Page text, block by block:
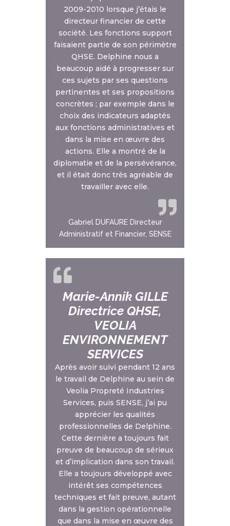
2009-2010 lorsque j’étais le
directeur financier de cette
société. Les fonctions support
faisaient partie de son périmètre
QHSE. Delphine nous a
beaucoup aidé à progresser sur
ces sujets par ses questions
pertinentes et ses propositions
concrètes ; par exemple dans le
choix des indicateurs adaptés
aux fonctions administratives et
dans la mise en œuvre des
actions. Elle a montré de la
diplomatie et de la persévérance,
et il était donc très agréable de
travailler avec elle.
Gabriel DUFAURE Directeur
Administratif et Financier, SENSE
Marie-Annik GILLE
Directrice QHSE,
VEOLIA
ENVIRONNEMENT
SERVICES
Après avoir suivi pendant 12 ans
le travail de Delphine au sein de
Veolia Propreté Industries
Services, puis SENSE, j’ai pu
apprécier les qualités
professionnelles de Delphine.
Cette dernière a toujours fait
preuve de beaucoup de sérieux
et d’implication dans son travail.
Elle a toujours développé avec
intérêt ses compétences
techniques et fait preuve, autant
dans la gestion opérationnelle
que dans la mise en œuvre des